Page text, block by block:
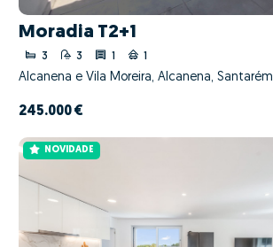
Moradia T2+1
3 3 1 1
Alcanena e Vila Moreira, Alcanena, Santarém
245.000 €
NOVIDADE